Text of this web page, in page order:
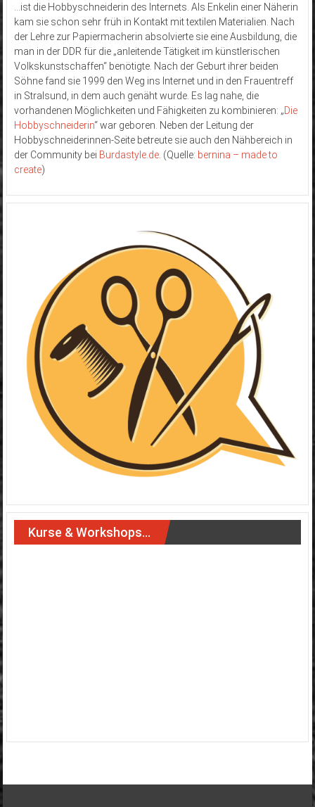
…ist die Hobbyschneiderin des Internets. Als Enkelin einer Näherin
kam sie schon sehr früh in Kontakt mit textilen Materialien. Nach
der Lehre zur Papiermacherin absolvierte sie eine Ausbildung, die
man in der DDR für die „anleitende Tätigkeit im künstlerischen
Volkskunstschaffen“ benötigte. Nach der Geburt ihrer beiden
Söhne fand sie 1999 den Weg ins Internet und in den Frauentreff
in Stralsund, in dem auch genäht wurde. Es lag nahe, die
vorhandenen Möglichkeiten und Fähigkeiten zu kombinieren: „Die
Hobbyschneiderin“ war geboren. Neben der Leitung der
Hobbyschneiderinnen-Seite betreute sie auch den Nähbereich in
der Community bei Burdastyle.de. (Quelle: bernina – made to
create)
Kurse & Workshops…